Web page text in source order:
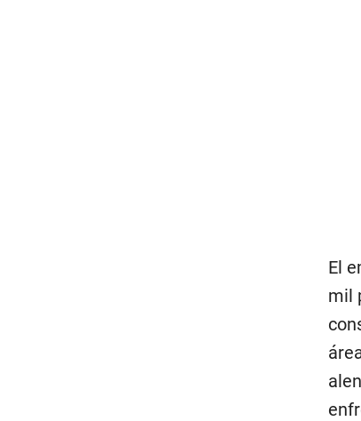
El
mil